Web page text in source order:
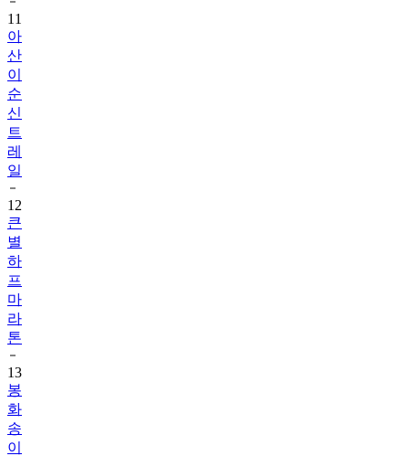
11
아
산
이
순
신
트
레
일
12
큰
별
하
프
마
라
톤
13
봉
화
송
이